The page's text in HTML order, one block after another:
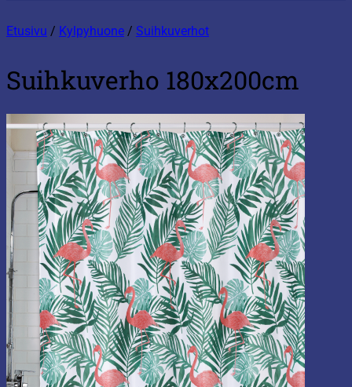
Etusivu / Kylpyhuone / Suihkuverhot
Suihkuverho 180x200cm